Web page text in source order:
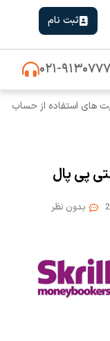
ثبت نام
۹۱۳۰۷۷۷۷
های استفاده از حساب
پی پال
بدون نظر